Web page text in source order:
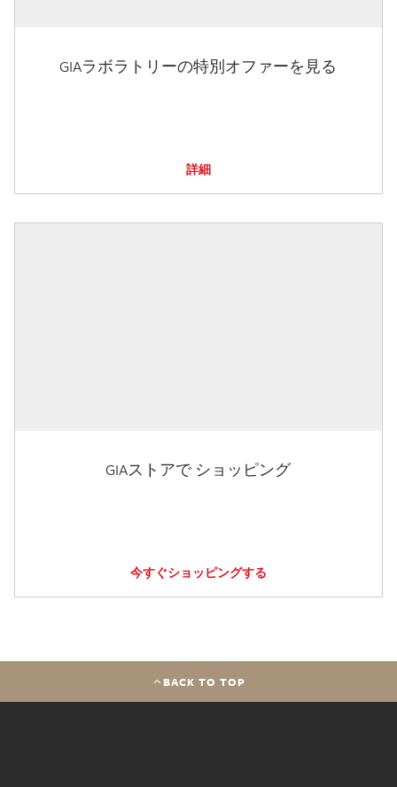
GIAラボラトリーの特別オファーを見る
詳細
GIAストアで ショッピング
今すぐショッピングする
BACK TO TOP